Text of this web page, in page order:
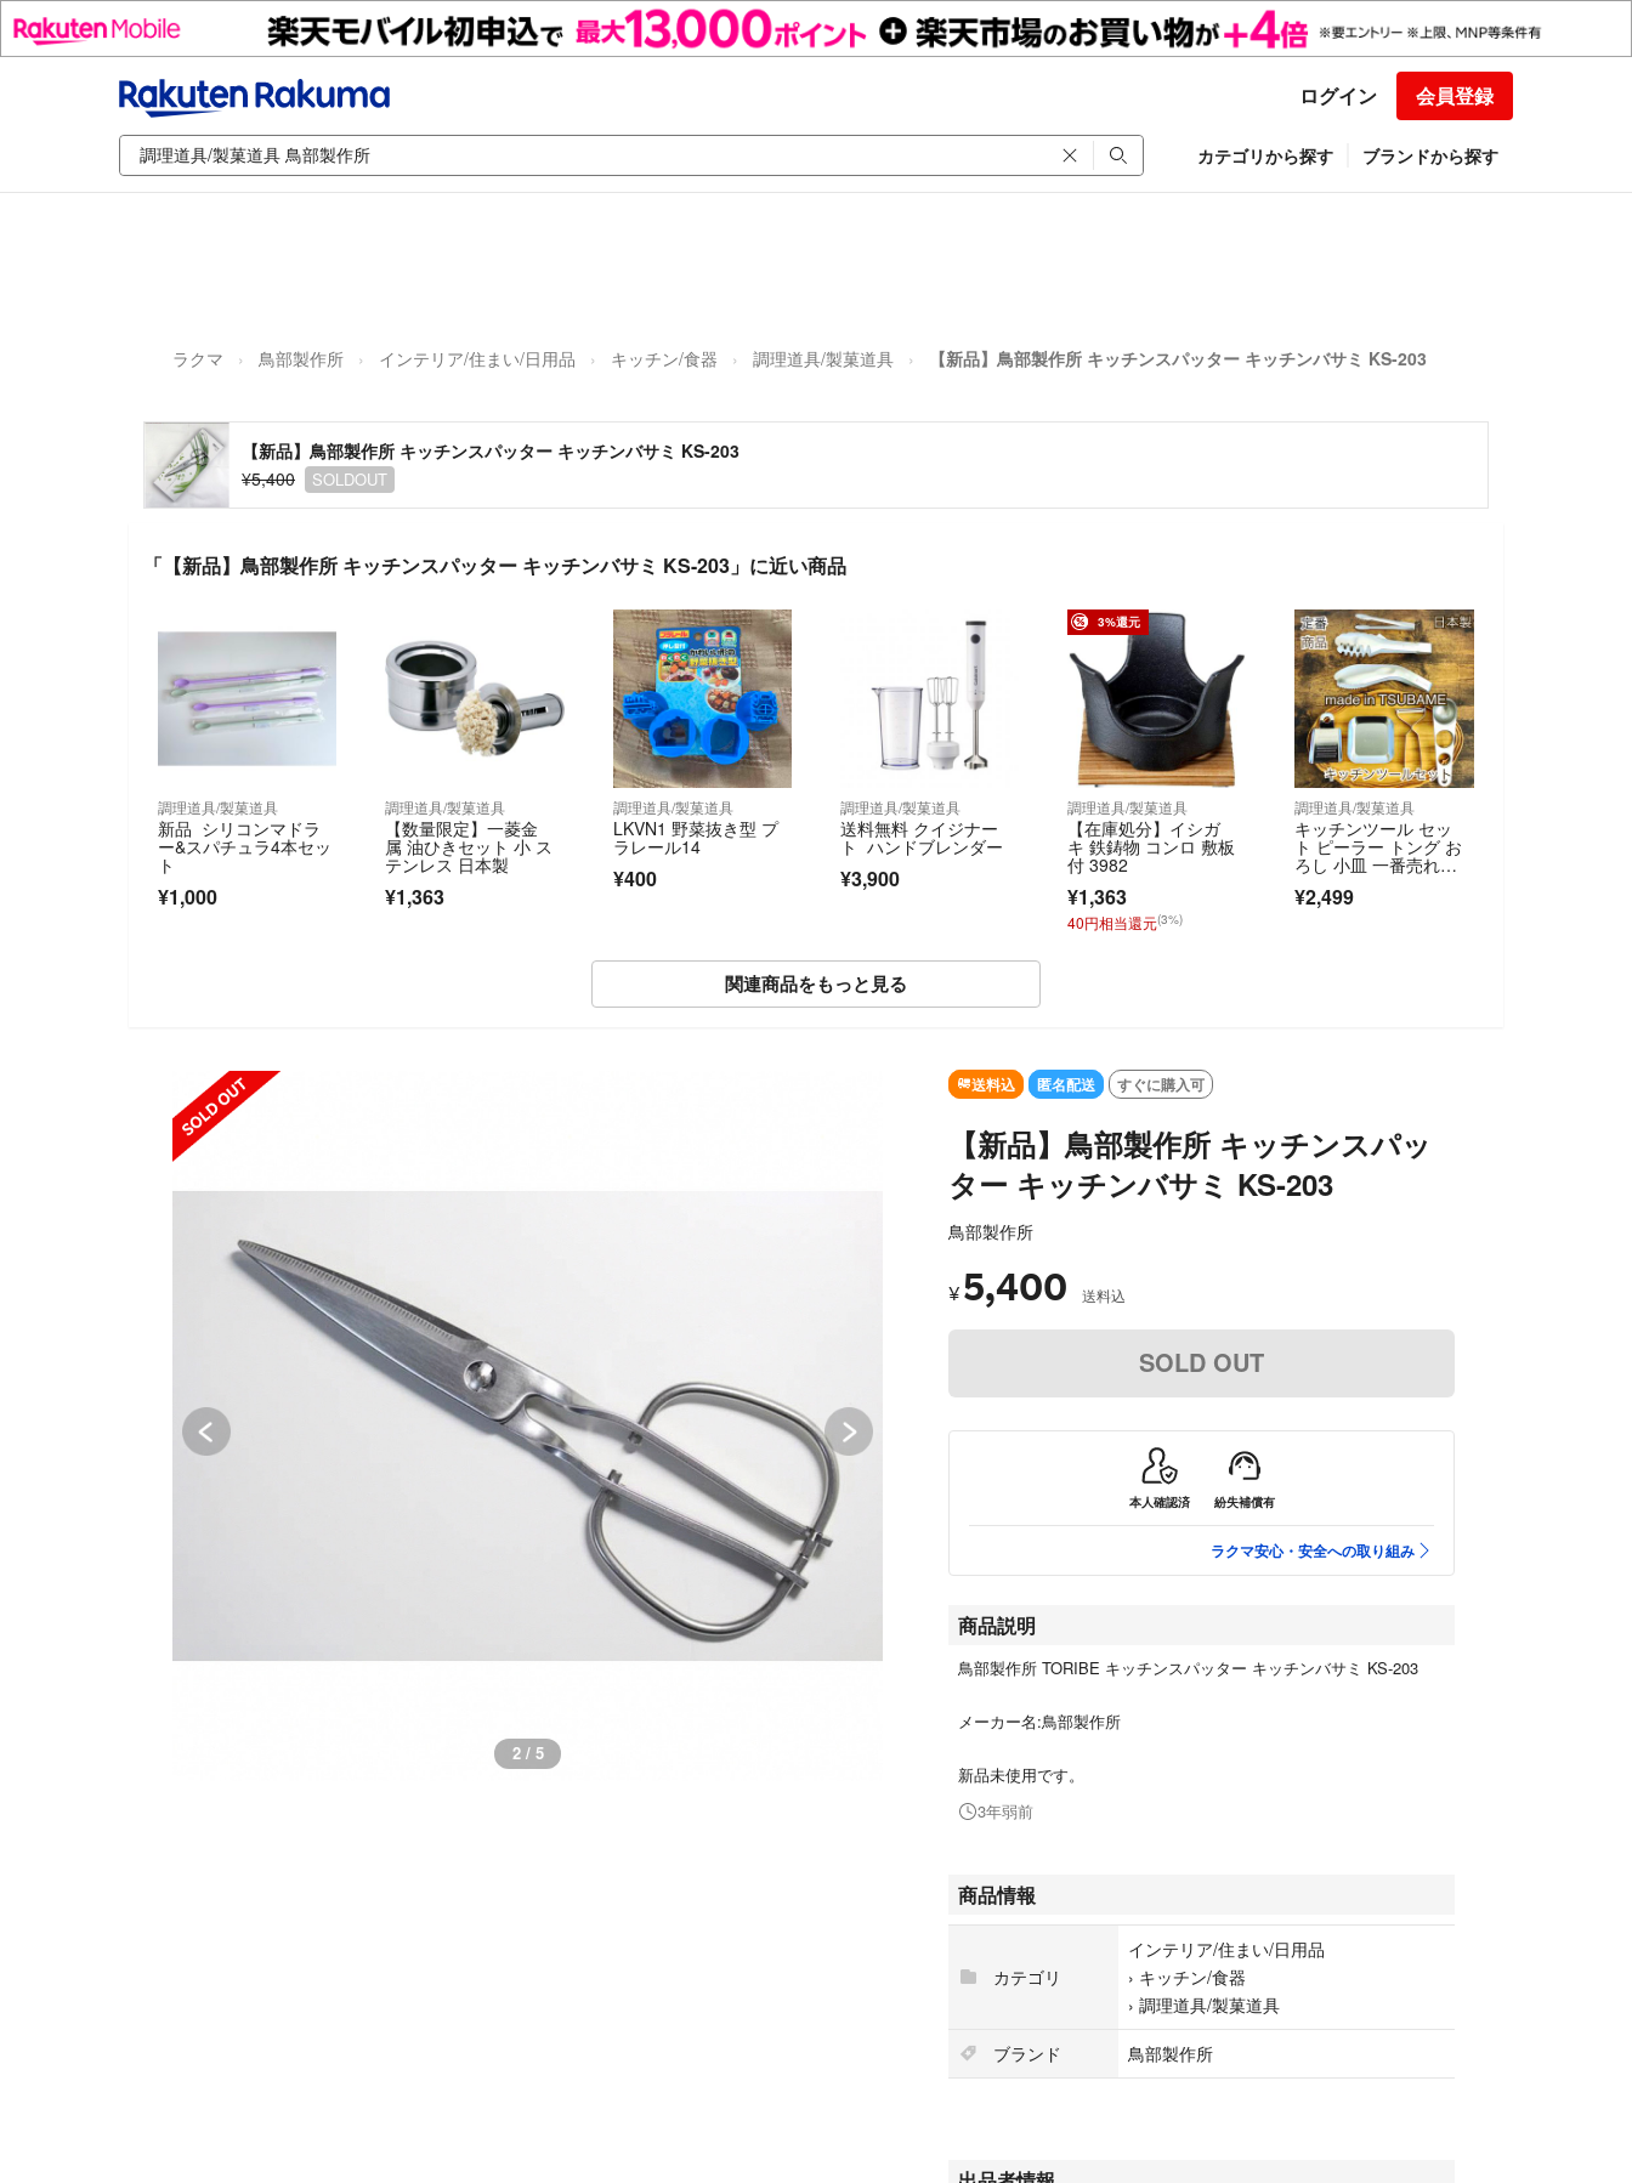
ログイン 会員登録
カテゴリから探す ブランドから探す
ラクマ 鳥部製作所 インテリア/住まい/日用品 キッチン/食器 調理道具/製菓道具 【新品】鳥部製作所 キッチンスパッター キッチンバサミ KS-203
【新品】鳥部製作所 キッチンスパッター キッチンバサミ KS-203
¥5,400
SOLDOUT
「【新品】鳥部製作所 キッチンスパッター キッチンバサミ KS-203」に近い商品
調理道具/製菓道具
新品 シリコンマドラ
ー&スパチュラ4本セッ
ト
¥1,000
調理道具/製菓道具
【数量限定】一菱金
属 油ひきセット 小 ス
テンレス 日本製
¥1,363
調理道具/製菓道具
LKVN1 野菜抜き型 プ
ラレール14
¥400
調理道具/製菓道具
送料無料 クイジナー
ト ハンドブレンダー
¥3,900
3%還元
調理道具/製菓道具
【在庫処分】イシガ
キ 鉄鋳物 コンロ 敷板
付 3982
¥1,363
40円相当還元(3%)
調理道具/製菓道具
キッチンツール セッ
ト ピーラー トング お
ろし 小皿 一番売れて
る 燕三条
¥2,499
関連商品をもっと見る
SOLD OUT
2 / 5
送料込 匿名配送 すぐに購入可
【新品】鳥部製作所 キッチンスパッ
ター キッチンバサミ KS-203
鳥部製作所
¥ 5,400 送料込
SOLD OUT
本人確認済 紛失補償有
ラクマ安心・安全への取り組み
商品説明
鳥部製作所 TORIBE キッチンスパッター キッチンバサミ KS-203
メーカー名:鳥部製作所
新品未使用です。
3年弱前
商品情報
カテゴリ
インテリア/住まい/日用品
› キッチン/食器
› 調理道具/製菓道具
ブランド
鳥部製作所